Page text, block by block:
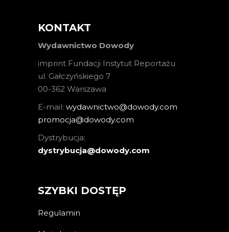
KONTAKT
Wydawnictwo Dowody
imprint Fundacji Instytut Reportażu
ul. Gałczyńskiego 7
00-362 Warszawa
E-mail: wydawnictwo@dowody.com
promocja@dowody.com
Dystrybucja:
dystrybucja@dowody.com
SZYBKI DOSTĘP
Regulamin